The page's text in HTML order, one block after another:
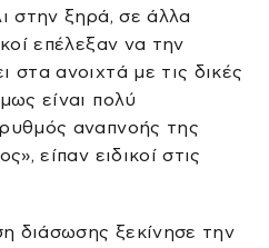
στην ξηρά, σε άλλα
επέλεξαν να την
στα ανοιχτά με τις δικές
είναι πολύ
αναπνοής της
είπαν ειδικοί στις
διάσωσης ξεκίνησε την